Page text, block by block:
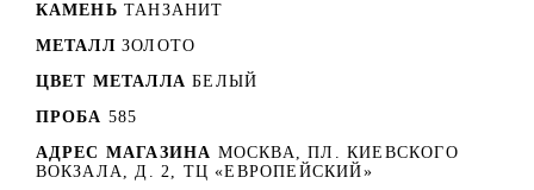
КАМЕНЬ ТАНЗАНИТ
МЕТАЛЛ ЗОЛОТО
ЦВЕТ МЕТАЛЛА БЕЛЫЙ
ПРОБА 585
АДРЕС МАГАЗИНА МОСКВА, ПЛ. КИЕВСКОГО
ВОКЗАЛА, Д. 2, ТЦ «ЕВРОПЕЙСКИЙ»